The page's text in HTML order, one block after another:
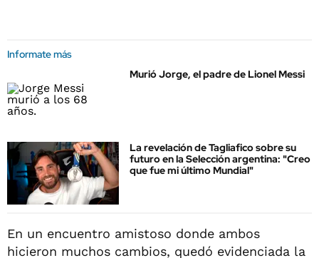
Informate más
Murió Jorge, el padre de Lionel Messi
La revelación de Tagliafico sobre su
futuro en la Selección argentina: "Creo
que fue mi último Mundial"
En un encuentro amistoso donde ambos
hicieron muchos cambios, quedó evidenciada la